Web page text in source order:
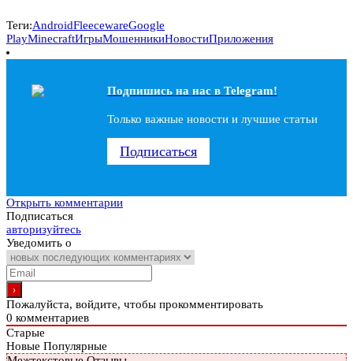
Теги:AndroidFleecewareGoogle
PlayMinecraftИгрыМошенникиНовостиПриложения
Подпишись на наc в Telegram!
Только важные новости и лучшие статьи
Подписаться
Открыть комментарии
Подписаться
авторизуйтесь
Уведомить о
Пожалуйста, войдите, чтобы прокомментировать
0 комментариев
Старые
Новые Популярные